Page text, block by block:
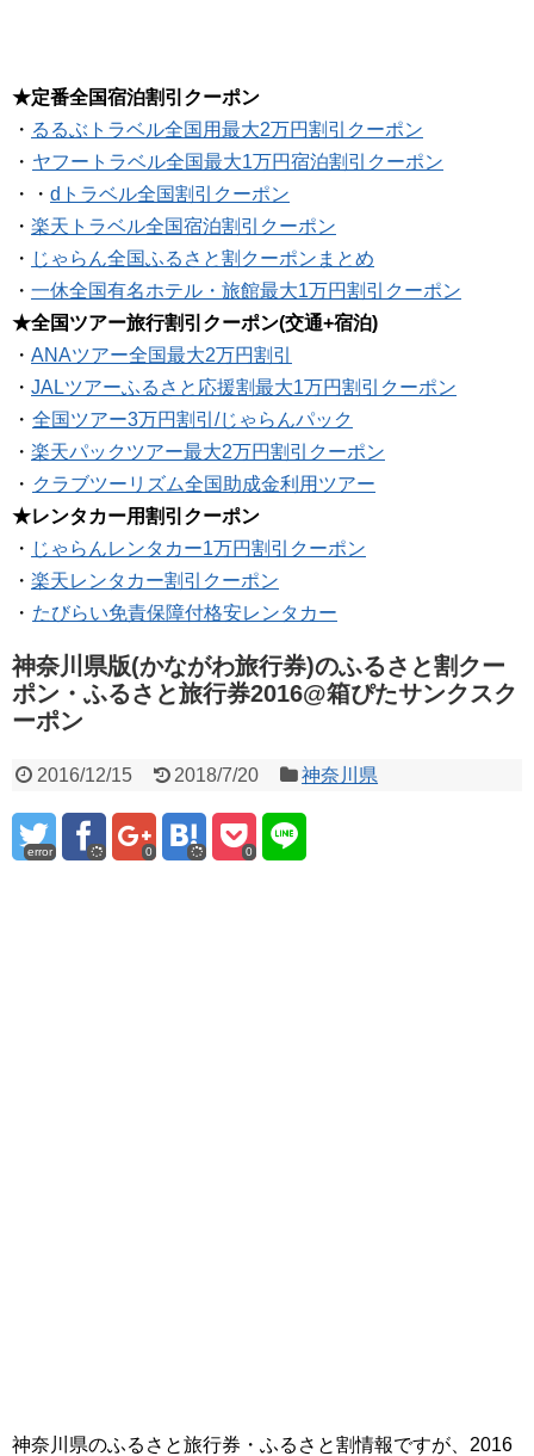
★定番全国宿泊割引クーポン
・ るるぶトラベル全国用最大2万円割引クーポン
・ ヤフートラベル全国最大1万円宿泊割引クーポン
・・ dトラベル全国割引クーポン
・ 楽天トラベル全国宿泊割引クーポン
・ じゃらん全国ふるさと割クーポンまとめ
・ 一休全国有名ホテル・旅館最大1万円割引クーポン
★全国ツアー旅行割引クーポン(交通+宿泊)
・ ANAツアー全国最大2万円割引
・ JALツアーふるさと応援割最大1万円割引クーポン
・ 全国ツアー3万円割引/じゃらんパック
・ 楽天パックツアー最大2万円割引クーポン
・ クラブツーリズム全国助成金利用ツアー
★レンタカー用割引クーポン
・ じゃらんレンタカー1万円割引クーポン
・ 楽天レンタカー割引クーポン
・ たびらい免責保障付格安レンタカー
神奈川県版(かながわ旅行券)のふるさと割クー
ポン・ふるさと旅行券2016@箱ぴたサンクスク
ーポン
2016/12/15 2018/7/20 神奈川県
error 0 0
神奈川県のふるさと旅行券・ふるさと割情報ですが、2016